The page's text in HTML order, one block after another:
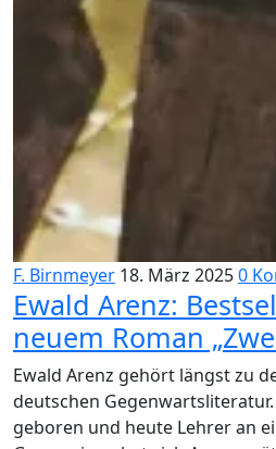
F. Birnmeyer 18. März 20250
Ewald Arenz:
neuem Roman
Ewald Arenz gehört längst zu
deutschen
geboren und heute Lehrer an